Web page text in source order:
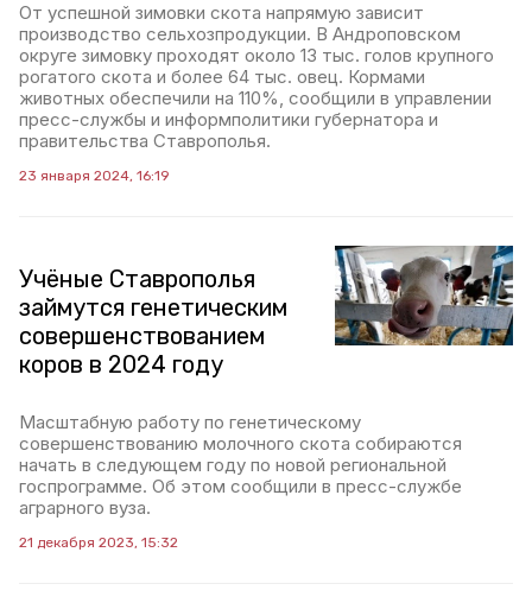
От успешной зимовки скота напрямую зависит
производство сельхозпродукции. В Андроповском
округе зимовку проходят около 13 тыс. голов крупного
рогатого скота и более 64 тыс. овец. Кормами
животных обеспечили на 110%, сообщили в управлении
пресс-службы и информполитики губернатора и
правительства Ставрополья.
23 января 2024, 16:19
Учёные Ставрополья
займутся генетическим
совершенствованием
коров в 2024 году
Масштабную работу по генетическому
совершенствованию молочного скота собираются
начать в следующем году по новой региональной
госпрограмме. Об этом сообщили в пресс-службе
аграрного вуза.
21 декабря 2023, 15:32